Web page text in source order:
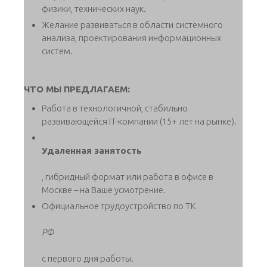
физики, технических наук.
Желание развиваться в области системного
анализа, проектирования информационных
систем.
ЧТО МЫ ПРЕДЛАГАЕМ:
Работа в технологичной, стабильно
развивающейся IT-компании (15+ лет на рынке).
Удаленная занятость
, гибридный формат или работа в офисе в
Москве – на Ваше усмотрение.
Официальное трудоустройство по ТК
РФ
с первого дня работы.